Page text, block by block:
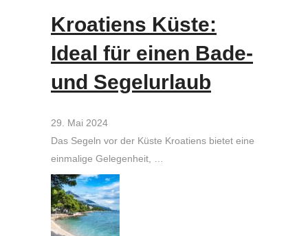
Kroatiens Küste:
Ideal für einen Bade-
und Segelurlaub
29. Mai 2024
Das Segeln vor der Küste Kroatiens bietet eine
einmalige Gelegenheit, …